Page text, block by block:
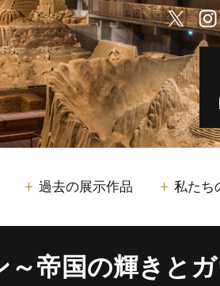
過去の展示作品 私たち
帝国の輝きと